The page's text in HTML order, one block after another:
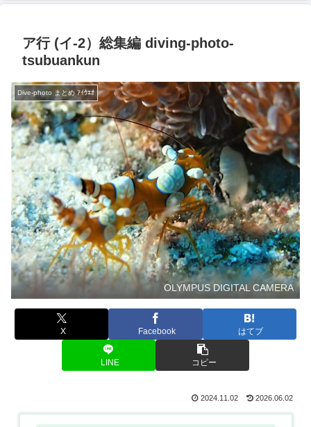
ア行 (イ‐2）総集編 diving-photo‐
tsubuankun
Dive-photo まとめ ｱｲｳｴｵ
OLYMPUS DIGITAL CAMERA
X Facebook はてブ
LINE コピー
2024.11.02 2026.06.02